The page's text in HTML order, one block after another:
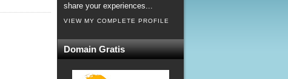
share your experiences...
VIEW MY COMPLETE PROFILE
Domain Gratis